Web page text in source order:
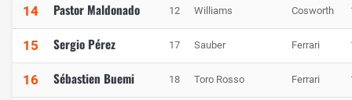
14 Pastor Maldonado 12 Williams Cosworth
15 Sergio Pérez 17 Sauber Ferrari
16 Sébastien Buemi 18 Toro Rosso Ferrari